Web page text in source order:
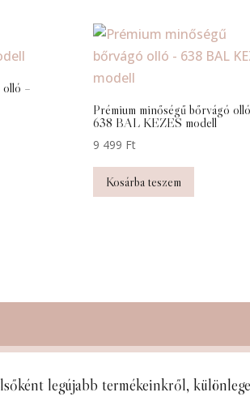
olló –
Prémium minőségű bőrvágó
638 BAL KEZES modell
9 499 Ft
Kosárba teszem
legújabb termékeinkről,